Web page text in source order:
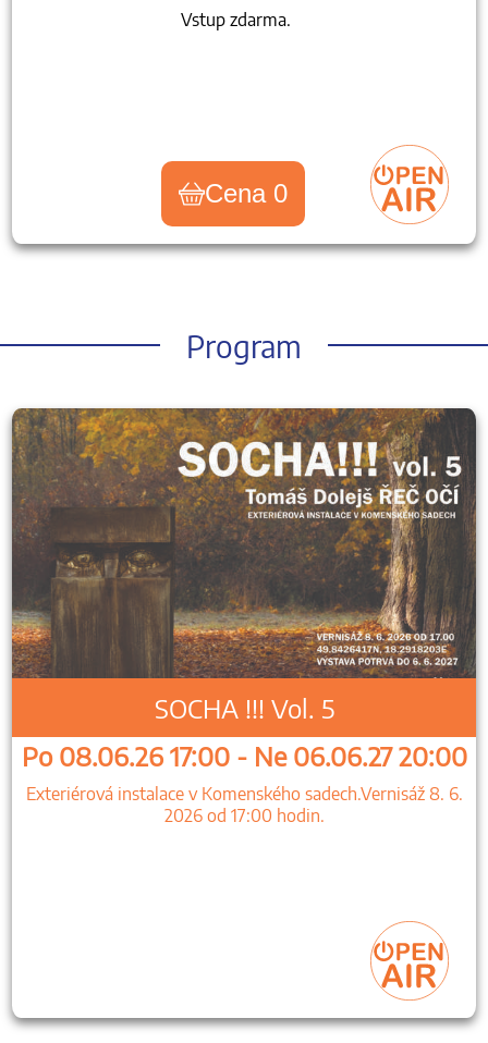
Vstup zdarma.
Cena 0
Program
SOCHA !!! Vol. 5
Po 08.06.26 17:00 - Ne 06.06.27 20:00
Exteriérová instalace v Komenského sadech.Vernisáž 8. 6.
2026 od 17:00 hodin.